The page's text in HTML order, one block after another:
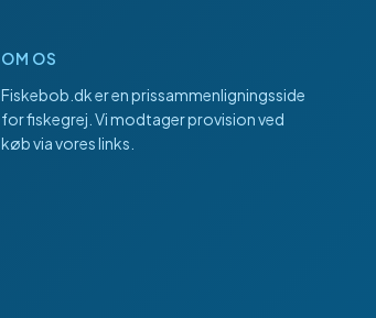
OM OS
Fiskebob.dker en prissammenligningsside
for fiskegrej. Vi modtager provision ved
køb via vores links.